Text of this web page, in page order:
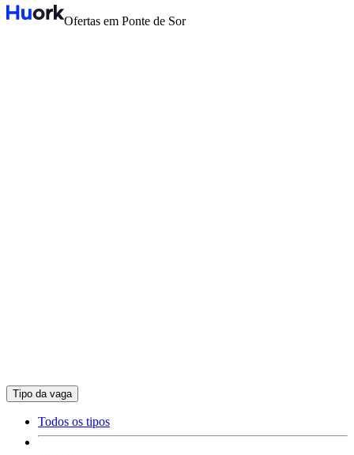
Ofertas em Ponte de Sor
Tipo da vaga
Todos os tipos